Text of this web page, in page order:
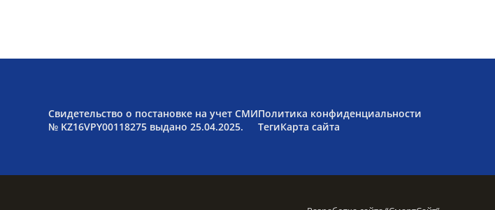
Свидетельство о постановке на учет СМИ
№ KZ16VPY00118275 выдано 25.04.2025.
Политика конфиденциальности
ТегиКарта сайта